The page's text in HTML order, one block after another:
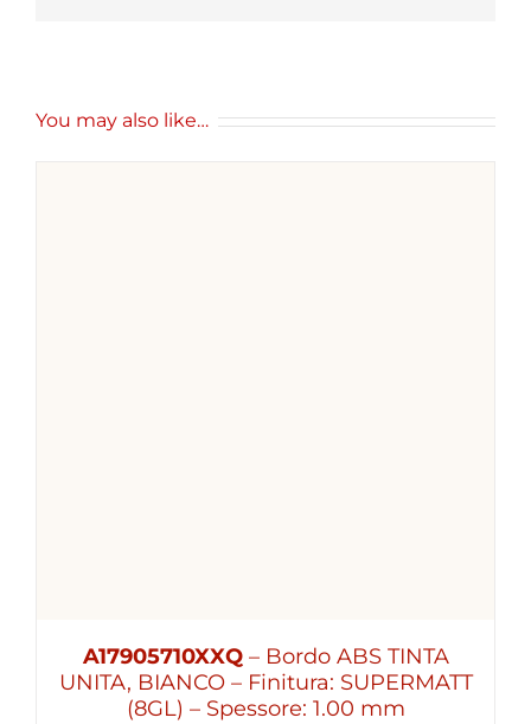
You may also like…
A17905710XXQ– Bordo ABS TINTA
UNITA, BIANCO – Finitura: SUPERMATT
(8GL) – Spessore: 1.00 mm